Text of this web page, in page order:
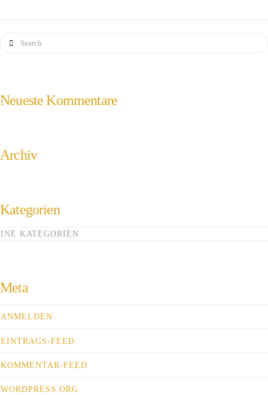
Search
Neueste Kommentare
Archiv
Kategorien
KATEGORIEN
Meta
ANMELDEN
EINTRAGS-FEED
KOMMENTAR-FEED
WORDPRESS.ORG